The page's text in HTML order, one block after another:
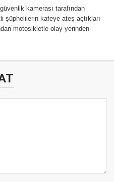
kamerası tarafından
şüphelilerin kafeye ateş açtıkları
motosikletle olay yerinden